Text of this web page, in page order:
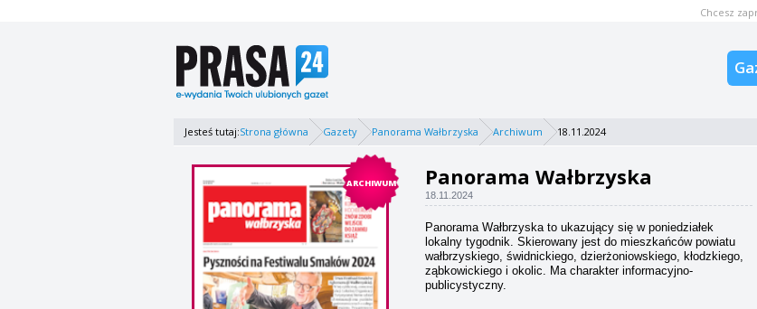
Chcesz
Jesteś tutaj:Strona główna Gazety Panorama Wałbrzyska Archiwum 18.11.2024
ARCHIWUM Panorama Wałbrzyska
18.11.2024
Panorama Wałbrzyska to ukazujący się w poniedziałek
lokalny tygodnik. Skierowany jest do mieszkańców powiatu
wałbrzyskiego, świdnickiego, dzierżoniowskiego, kłodzkiego,
ząbkowickiego i okolic. Ma charakter informacyjno-
publicystyczny.